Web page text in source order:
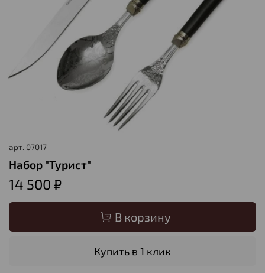
арт. 07017
Набор "Турист"
14 500 ₽
В корзину
Купить в 1 клик